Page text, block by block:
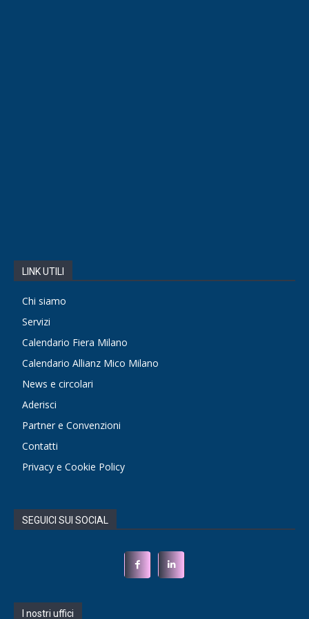
LINK UTILI
Chi siamo
Servizi
Calendario Fiera Milano
Calendario Allianz Mico Milano
News e circolari
Aderisci
Partner e Convenzioni
Contatti
Privacy e Cookie Policy
SEGUICI SUI SOCIAL
I nostri uffici